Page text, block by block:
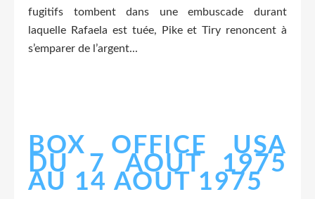
fugitifs tombent dans une embuscade durant
laquelle Rafaela est tuée, Pike et Tiry renoncent à
s’emparer de l’argent...
BOX OFFICE USA
DU 7 AOUT 1975
AU 14 AOUT 1975